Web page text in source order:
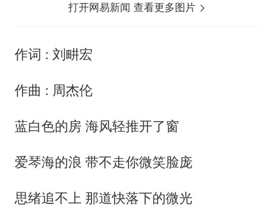
打开网易新闻 查看更多图片
作词 : 刘畊宏
作曲 : 周杰伦
蓝白色的房 海风轻推开了窗
爱琴海的浪 带不走你微笑脸庞
思绪追不上 那道快落下的微光